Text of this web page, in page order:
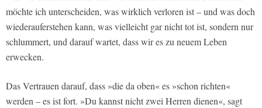
möchte ich unterscheiden, was wirklich verloren ist – und was doch
wiederauferstehen kann, was vielleicht gar nicht tot ist, sondern nur
schlummert, und darauf wartet, dass wir es zu neuem Leben
erwecken.
Das Vertrauen darauf, dass »die da oben« es »schon richten«
werden – es ist fort. »Du kannst nicht zwei Herren dienen«, sagt